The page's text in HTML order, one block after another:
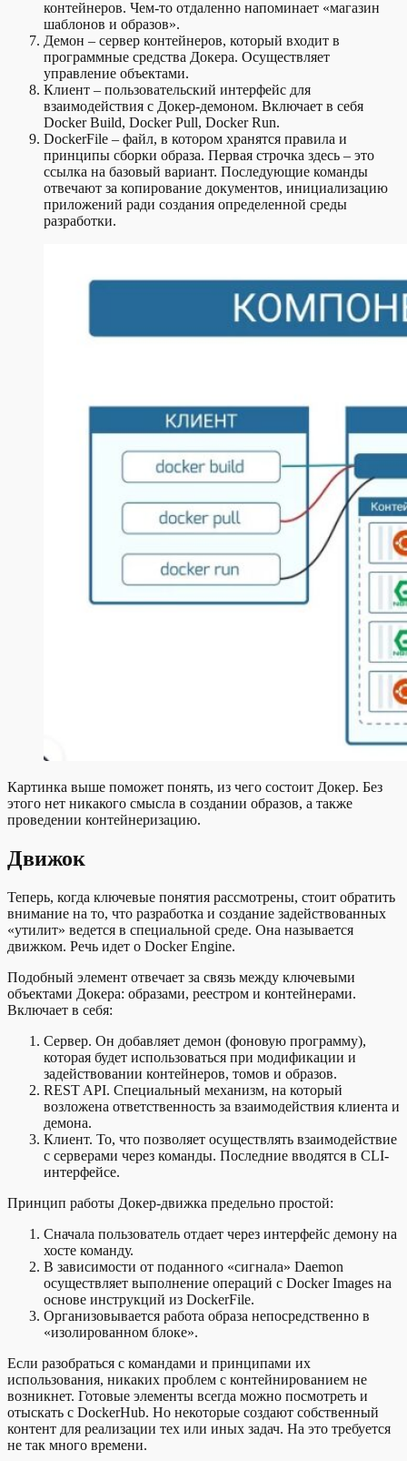
контейнеров. Чем-то отдаленно напоминает «магазин
шаблонов и образов».
Демон – сервер контейнеров, который входит в
программные средства Докера. Осуществляет
управление объектами.
Клиент – пользовательский интерфейс для
взаимодействия с Докер-демоном. Включает в себя
Docker Build, Docker Pull, Docker Run.
DockerFile – файл, в котором хранятся правила и
принципы сборки образа. Первая строчка здесь – это
ссылка на базовый вариант. Последующие команды
отвечают за копирование документов, инициализацию
приложений ради создания определенной среды
разработки.
Картинка выше поможет понять, из чего состоит Докер. Без
этого нет никакого смысла в создании образов, а также
проведении контейнеризацию.
Движок
Теперь, когда ключевые понятия рассмотрены, стоит обратить
внимание на то, что разработка и создание задействованных
«утилит» ведется в специальной среде. Она называется
движком. Речь идет о Docker Engine.
Подобный элемент отвечает за связь между ключевыми
объектами Докера: образами, реестром и контейнерами.
Включает в себя:
Сервер. Он добавляет демон (фоновую программу),
которая будет использоваться при модификации и
задействовании контейнеров, томов и образов.
REST API. Специальный механизм, на который
возложена ответственность за взаимодействия клиента и
демона.
Клиент. То, что позволяет осуществлять взаимодействие
с серверами через команды. Последние вводятся в CLI-
интерфейсе.
Принцип работы Докер-движка предельно простой:
Сначала пользователь отдает через интерфейс демону на
хосте команду.
В зависимости от поданного «сигнала» Daemon
осуществляет выполнение операций с Docker Images на
основе инструкций из DockerFile.
Организовывается работа образа непосредственно в
«изолированном блоке».
Если разобраться с командами и принципами их
использования, никаких проблем с контейнированием не
возникнет. Готовые элементы всегда можно посмотреть и
отыскать с DockerHub. Но некоторые создают собственный
контент для реализации тех или иных задач. На это требуется
не так много времени.